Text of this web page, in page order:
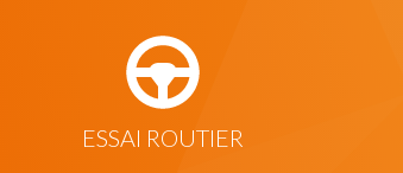
ESSAI ROUTIER